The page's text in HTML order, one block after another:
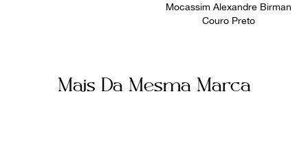
Mocassim Alexandre Birman
Couro Preto
Mais Da Mesma Marca